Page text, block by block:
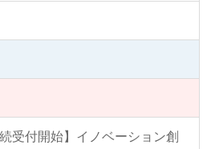
続受付開始】イノベーション創